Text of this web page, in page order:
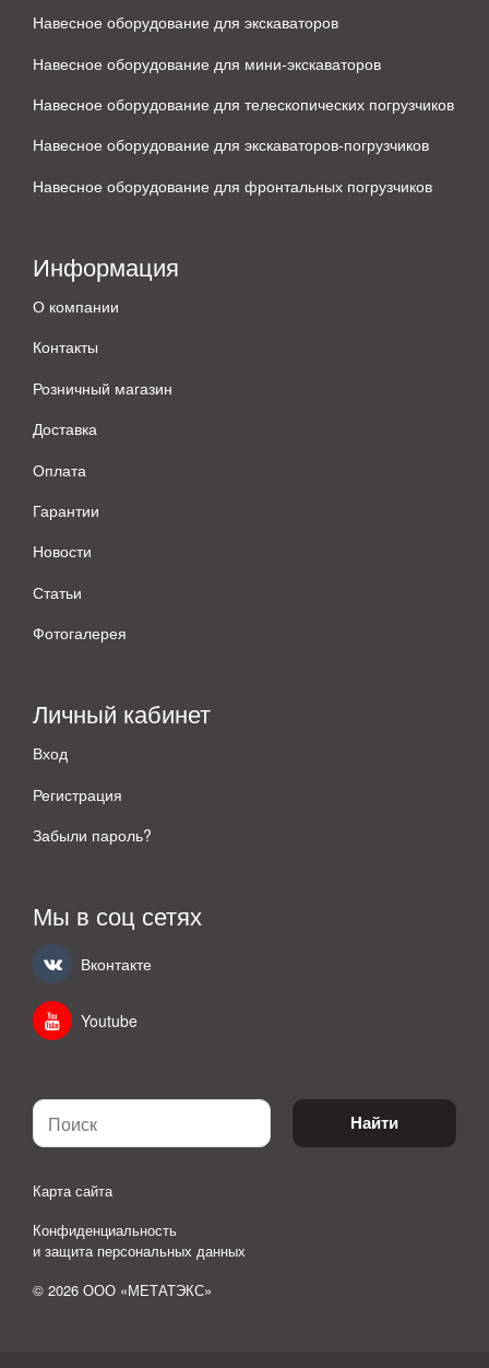
Навесное оборудование для экскаваторов
Навесное оборудование для мини-экскаваторов
Навесное оборудование для телескопических погрузчиков
Навесное оборудование для экскаваторов-погрузчиков
Навесное оборудование для фронтальных погрузчиков
Информация
О компании
Контакты
Розничный магазин
Доставка
Оплата
Гарантии
Новости
Статьи
Фотогалерея
Личный кабинет
Вход
Регистрация
Забыли пароль?
Мы в соц сетях
Вконтакте
Youtube
Найти
Карта сайта
Конфиденциальность
и защита персональных данных
© 2026 ООО «МЕТАТЭКС»